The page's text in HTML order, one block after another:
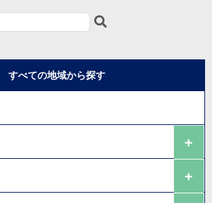
すべての地域から探す